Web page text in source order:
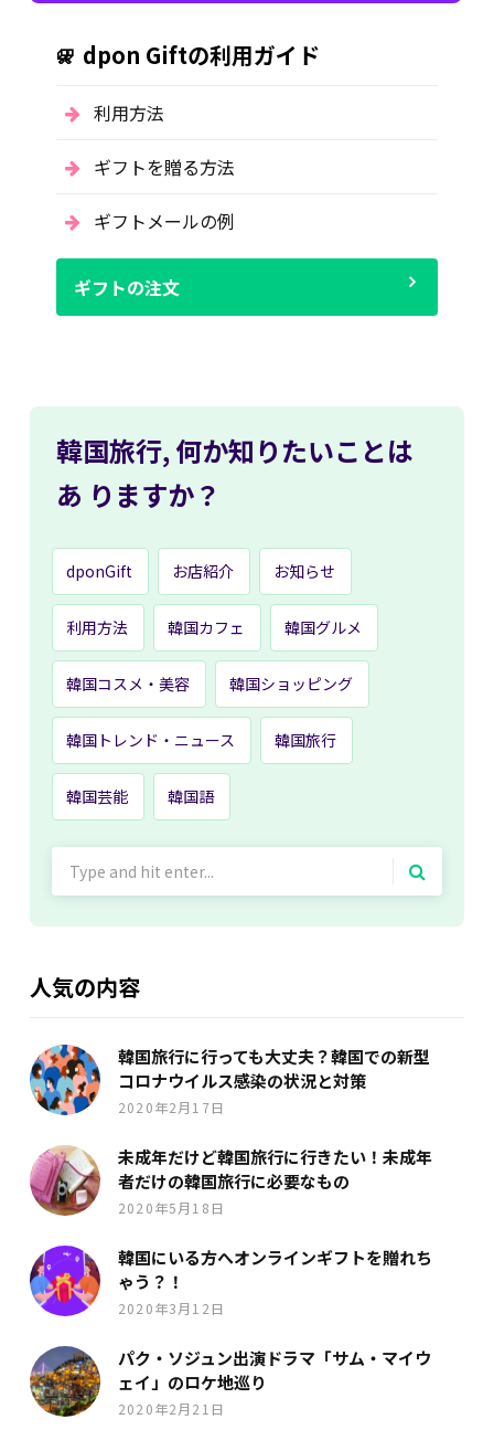
dpon Giftの利用ガイド
利用方法
ギフトを贈る方法
ギフトメールの例
ギフトの注文
韓国旅行, 何か知りたいことは
あ りますか？
dponGift お店紹介 お知らせ
利用方法 韓国カフェ 韓国グルメ
韓国コスメ・美容 韓国ショッピング
韓国トレンド・ニュース 韓国旅行
韓国芸能 韓国語
人気の内容
韓国旅行に行っても大丈夫？韓国での新型
コロナウイルス感染の状況と対策
2020年2月17日
未成年だけど韓国旅行に行きたい！未成年
者だけの韓国旅行に必要なもの
2020年5月18日
韓国にいる方へオンラインギフトを贈れち
ゃう？！
2020年3月12日
パク・ソジュン出演ドラマ「サム・マイウ
ェイ」のロケ地巡り
2020年2月21日